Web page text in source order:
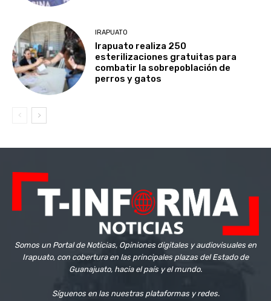
IRAPUATO
Irapuato realiza 250
esterilizaciones gratuitas para
combatir la sobrepoblación de
perros y gatos
Somos un Portal de Noticias, Opiniones digitales y audiovisuales en
Irapuato, con cobertura en las principales plazas del Estado de
Guanajuato, hacia el país y el mundo.
Síguenos en las nuestras plataformas y redes.